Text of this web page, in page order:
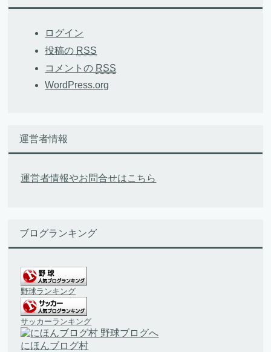
ログイン
投稿の RSS
コメントの RSS
WordPress.org
運営者情報
運営者情報やお問合せはこちら
ブログランキング
野球ランキング
サッカーランキング
にほんブログ村